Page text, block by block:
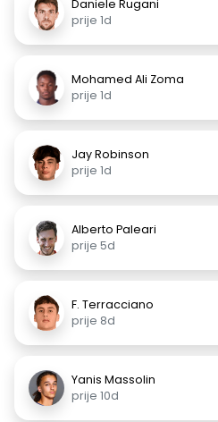
Daniele Rugani
prije 1d
Mohamed Ali Zoma
prije 1d
Jay Robinson
prije 1d
Alberto Paleari
prije 5d
F. Terracciano
prije 8d
Yanis Massolin
prije 10d